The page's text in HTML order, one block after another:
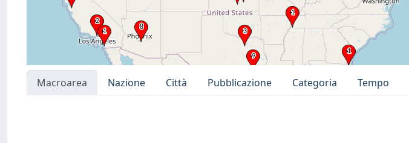
Macroarea Nazione Città Pubblicazione Categoria
Tempo